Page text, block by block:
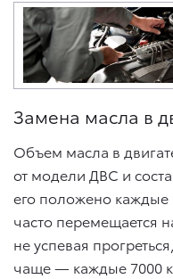
Замена масла в
Объем масла в
от модели ДВС и
его положено каждые
часто перемещается
не успевая
чаще — каждые 7000